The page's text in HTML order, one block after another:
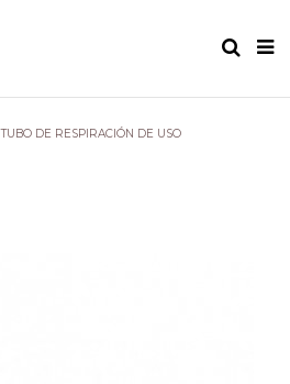
TUBO DE RESPIRACIÓN DE USO